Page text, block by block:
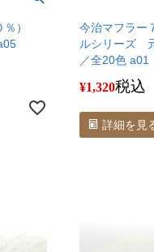
％）
今治マフラー
ルシリーズ
／全20色 a01
¥1,320税込
詳細を見